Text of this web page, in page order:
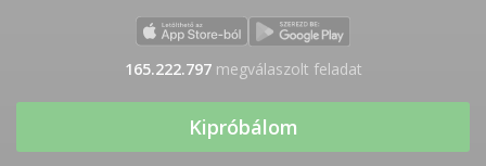
165.222.797megválaszolt feladat
Kipróbálom